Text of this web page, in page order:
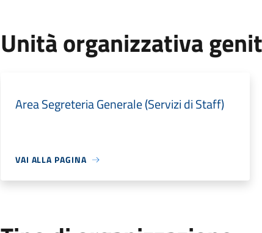
Unità organizzativa
Area Segreteria Generale (Servizi di Staff)
VAI ALLA PAGINA